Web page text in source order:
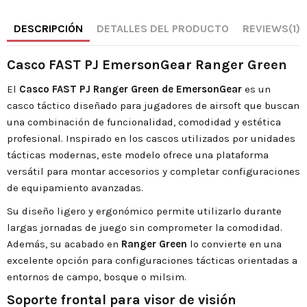
DESCRIPCIÓN DETALLES DEL PRODUCTO REVIEWS(1)
Casco FAST PJ EmersonGear Ranger Green
El Casco FAST PJ Ranger Green de EmersonGear es un
casco táctico diseñado para jugadores de airsoft que buscan
una combinación de funcionalidad, comodidad y estética
profesional. Inspirado en los cascos utilizados por unidades
tácticas modernas, este modelo ofrece una plataforma
versátil para montar accesorios y completar configuraciones
de equipamiento avanzadas.
Su diseño ligero y ergonómico permite utilizarlo durante
largas jornadas de juego sin comprometer la comodidad.
Además, su acabado en Ranger Green lo convierte en una
excelente opción para configuraciones tácticas orientadas a
entornos de campo, bosque o milsim.
Soporte frontal para visor de visión